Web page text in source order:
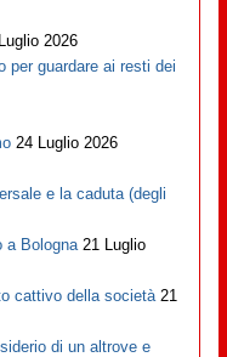
2026
per guardare ai resti dei
24 Luglio 2026
e la caduta (degli
a Bologna 21 Luglio
cattivo della società 21
di un altrove e